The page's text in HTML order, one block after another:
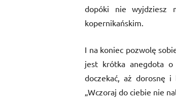
dopóki nie wyjdziesz
kopernikańskim.
I na koniec pozwolę
jest krótka anegdota
doczekać, aż dorosnę i
„Wczoraj do ciebie nie